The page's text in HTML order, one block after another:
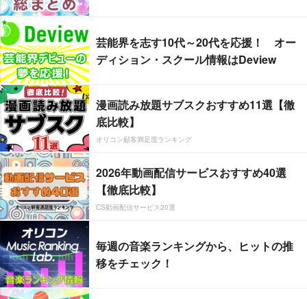
芸能界を志す10代～20代を応援！ オー
ディション・スクール情報はDeview
漫画読み放題サブスクおすすめ11選【徹
底比較】
オリコン顧客満足度ランキング
2026年動画配信サービスおすすめ40選
【徹底比較】
CS動画配信サービス20選
毎週の音楽ランキングから、ヒットの推
移をチェック！